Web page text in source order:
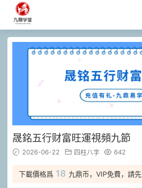
晟銘五行财富旺運視頻九節
2026-06-22 四柱八字 642
下載價格爲 18 九鼎币，VIP免費，請先